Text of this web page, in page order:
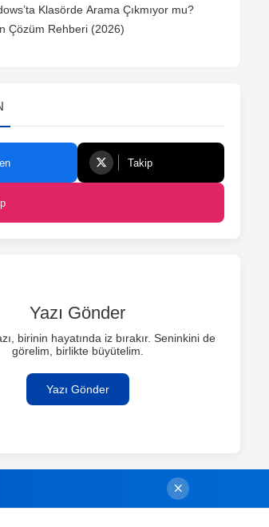
Klasörde Arama Çıkmıyor mu?
Çözüm Rehberi (2026)
Takip
Yazı Gönder
birinin hayatında iz bırakır. Seninkini de
görelim, birlikte büyütelim.
Yazı Gönder